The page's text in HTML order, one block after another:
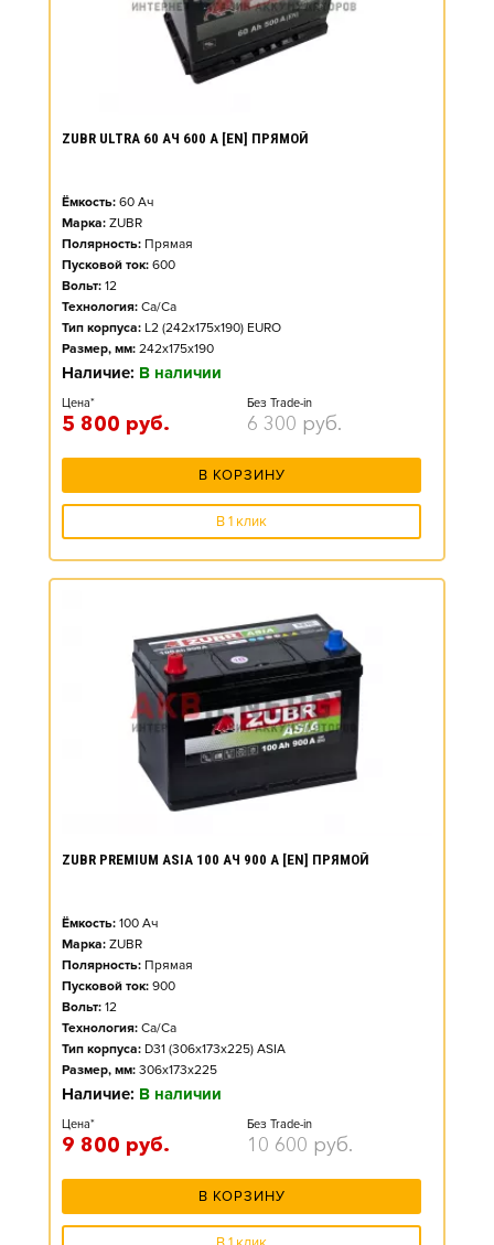
ZUBR ULTRA 60 АЧ 600 А [EN] ПРЯМОЙ
Ёмкость: 60 Ач
Марка: ZUBR
Полярность: Прямая
Пусковой ток: 600
Вольт: 12
Технология: Ca/Ca
Тип корпуса: L2 (242x175x190) EURO
Размер, мм: 242x175x190
Наличие: В наличии
Цена*
5 800 руб.
Без Trade-in
6 300 руб.
В КОРЗИНУ
В 1 клик
ZUBR PREMIUM ASIA 100 АЧ 900 А [EN] ПРЯМОЙ
Ёмкость: 100 Ач
Марка: ZUBR
Полярность: Прямая
Пусковой ток: 900
Вольт: 12
Технология: Ca/Ca
Тип корпуса: D31 (306x173x225) ASIA
Размер, мм: 306x173x225
Наличие: В наличии
Цена*
9 800 руб.
Без Trade-in
10 600 руб.
В КОРЗИНУ